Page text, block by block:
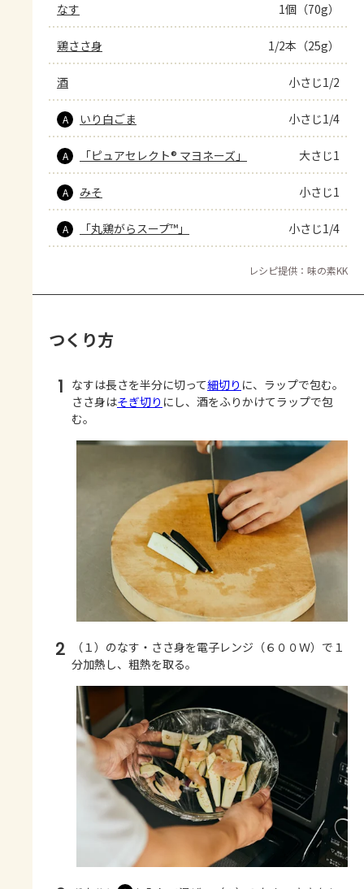
なす 1個（70g）
鶏ささ身 1/2本（25g）
酒 小さじ1/2
A いり白ごま 小さじ1/4
A 「ピュアセレクト® マヨネーズ」 大さじ1
A みそ 小さじ1
A 「丸鶏がらスープ™」 小さじ1/4
レシピ提供：味の素KK
つくり方
1 なすは長さを半分に切って細切り に、ラップで包む。
ささ身はそぎ切り にし、酒をふりかけてラップで包
む。
2
（１）のなす・ささ身を電子レンジ（６００Ｗ）で１
分加熱し、粗熱を取る。